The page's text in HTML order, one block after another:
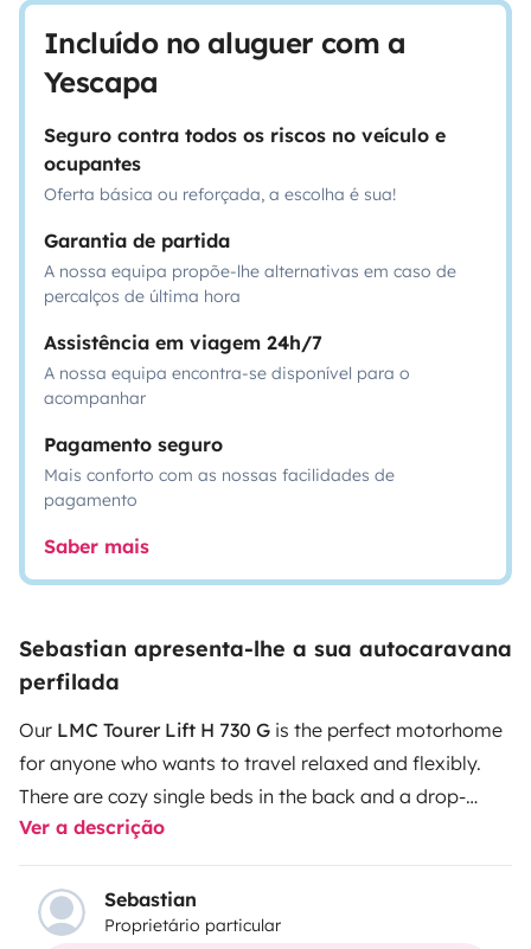
Incluído no aluguer com a
Yescapa
Seguro contra todos os riscos no veículo e
ocupantes
Oferta básica ou reforçada, a escolha é sua!
Garantia de partida
A nossa equipa propõe-lhe alternativas em caso de
percalços de última hora
Assistência em viagem 24h/7
A nossa equipa encontra-se disponível para o
acompanhar
Pagamento seguro
Mais conforto com as nossas facilidades de
pagamento
Saber mais
Sebastian apresenta-lhe a sua autocaravana
perfilada
Our LMC Tourer Lift H 730 G is the perfect motorhome
for anyone who wants to travel relaxed and flexibly.
There are cozy single beds in the back and a drop-
down bed at the front – ideal for families or friends.
The large garage swallows bikes and everything you
need on the road. The kitchen is fully equipped, and the
bathroom even has a separate shower. Everything is
Ver a descrição
Sebastian
Proprietário particular